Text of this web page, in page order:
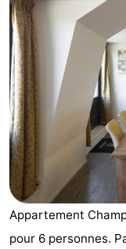
les
enfants
Webcam
Webcam
Webcam
Plage
Passer
la
nuit
Appartements
-
Appartement
pour 6 personnes.